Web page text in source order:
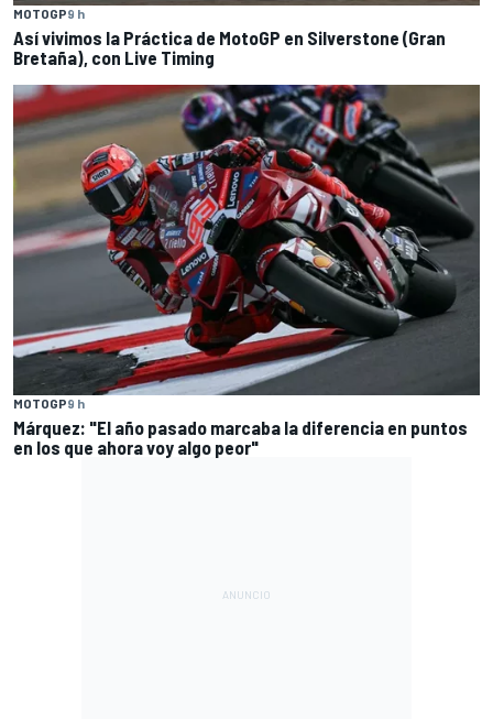
MOTOGP9 h
Así vivimos la Práctica de MotoGP en Silverstone (Gran
Bretaña), con Live Timing
MOTOGP9 h
Márquez: "El año pasado marcaba la diferencia en puntos
en los que ahora voy algo peor"